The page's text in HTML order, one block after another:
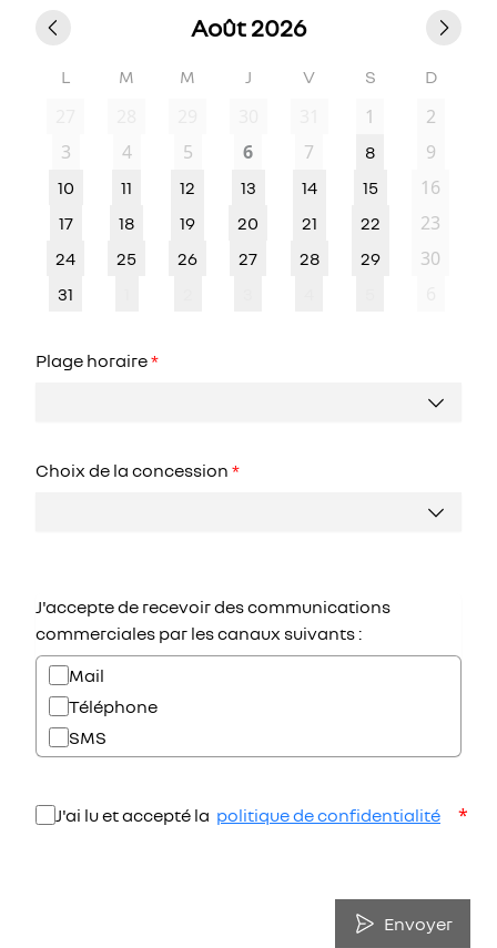
Août 2026
L M M J V S D
1
2
3
4 5 6 7 8 9
10 11 12 13 14 15 16
17 18 19 20 21 22 23
24 25 26 27 28 29 30
31
Plage horaire*
Choix de la concession *
J'accepte de recevoir des communications
commerciales par les canaux suivants :
Mail
Téléphone
SMS
J'ai lu et accepté la politique de confidentialité *
Envoyer